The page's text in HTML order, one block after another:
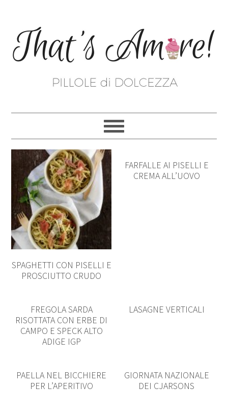
SPAGHETTI CON PISELLI E
PROSCIUTTO CRUDO
FARFALLE AI PISELLI E
CREMA ALL’UOVO
FREGOLA SARDA
RISOTTATA CON ERBE DI
CAMPO E SPECK ALTO
ADIGE IGP
LASAGNE VERTICALI
PAELLA NEL BICCHIERE
PER L’APERITIVO
GIORNATA NAZIONALE
DEI CJARSONS